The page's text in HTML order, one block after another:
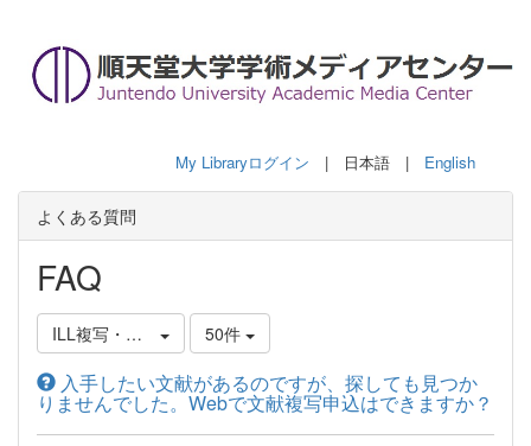
My Libraryログイン | 日本語 | English
よくある質問
FAQ
ILL複写・貸借依頼について
50件
入手したい文献があるのですが、探しても見つか
りませんでした。Webで文献複写申込はできますか？